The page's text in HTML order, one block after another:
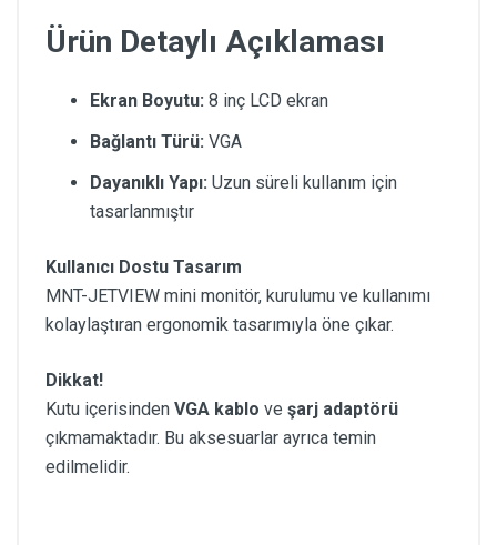
Ürün Detaylı Açıklaması
Ekran Boyutu: 8 inç LCD ekran
Bağlantı Türü: VGA
Dayanıklı Yapı: Uzun süreli kullanım için
tasarlanmıştır
Kullanıcı Dostu Tasarım
MNT-JETVIEW mini monitör, kurulumu ve kullanımı
kolaylaştıran ergonomik tasarımıyla öne çıkar.
Dikkat!
Kutu içerisinden VGA kablo ve şarj adaptörü
çıkmamaktadır. Bu aksesuarlar ayrıca temin
edilmelidir.